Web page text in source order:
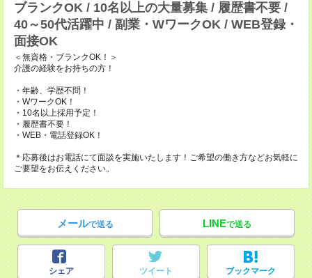
ブランクOK / 10名以上の大量募集 / 履歴書不要 /
40～50代活躍中 / 副業・WワークOK / WEB登録・
面接OK
＜無資格・ブランクOK！＞
介護の経験をお持ちの方！
・年齢、学歴不問！
・WワークOK！
・10名以上採用予定！
・履歴書不要！
・WEB・電話登録OK！
＊応募後はお電話にて面談を実施いたします！ご希望の働き方などお気軽に
ご要望をお伝えください。
メールで送る LINEで送る
シェア ツイート ブックマーク